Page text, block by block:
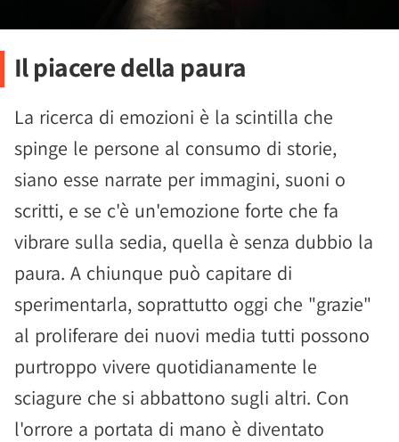
Il piacere della paura
La ricerca di emozioni è la scintilla che
spinge le persone al consumo di storie,
siano esse narrate per immagini, suoni o
scritti, e se c'è un'emozione forte che fa
vibrare sulla sedia, quella è senza dubbio la
paura. A chiunque può capitare di
sperimentarla, soprattutto oggi che "grazie"
al proliferare dei nuovi media tutti possono
purtroppo vivere quotidianamente le
sciagure che si abbattono sugli altri. Con
l'orrore a portata di mano è diventato